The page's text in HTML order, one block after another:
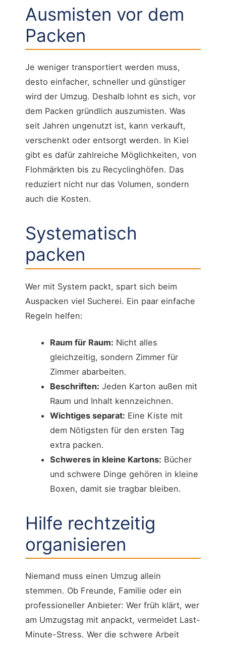
Ausmisten vor dem
Packen
Je weniger transportiert werden muss,
desto einfacher, schneller und günstiger
wird der Umzug. Deshalb lohnt es sich, vor
dem Packen gründlich auszumisten. Was
seit Jahren ungenutzt ist, kann verkauft,
verschenkt oder entsorgt werden. In Kiel
gibt es dafür zahlreiche Möglichkeiten, von
Flohmärkten bis zu Recyclinghöfen. Das
reduziert nicht nur das Volumen, sondern
auch die Kosten.
Systematisch
packen
Wer mit System packt, spart sich beim
Auspacken viel Sucherei. Ein paar einfache
Regeln helfen:
Raum für Raum: Nicht alles
gleichzeitig, sondern Zimmer für
Zimmer abarbeiten.
Beschriften: Jeden Karton außen mit
Raum und Inhalt kennzeichnen.
Wichtiges separat: Eine Kiste mit
dem Nötigsten für den ersten Tag
extra packen.
Schweres in kleine Kartons: Bücher
und schwere Dinge gehören in kleine
Boxen, damit sie tragbar bleiben.
Hilfe rechtzeitig
organisieren
Niemand muss einen Umzug allein
stemmen. Ob Freunde, Familie oder ein
professioneller Anbieter: Wer früh klärt, wer
am Umzugstag mit anpackt, vermeidet Last-
Minute-Stress. Wer die schwere Arbeit